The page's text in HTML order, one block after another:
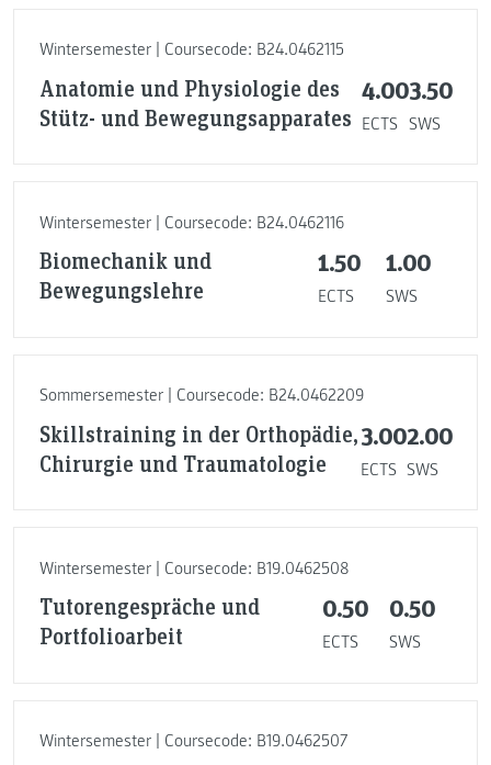
Wintersemester | Coursecode: B24.0462115
Anatomie und Physiologie des
Stütz- und Bewegungsapparates
4.00
ECTS
3.50
SWS
Wintersemester | Coursecode: B24.0462116
Biomechanik und
Bewegungslehre
1.50
ECTS
1.00
SWS
Sommersemester | Coursecode: B24.0462209
Skillstraining in der Orthopädie,
Chirurgie und Traumatologie
3.00
ECTS
2.00
SWS
Wintersemester | Coursecode: B19.0462508
Tutorengespräche und
Portfolioarbeit
0.50
ECTS
0.50
SWS
Wintersemester | Coursecode: B19.0462507